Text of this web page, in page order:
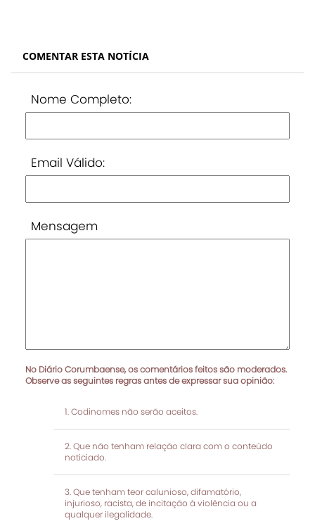
COMENTAR ESTA NOTÍCIA
Nome Completo:
Email Válido:
Mensagem
No Diário Corumbaense, os comentários feitos são moderados.
Observe as seguintes regras antes de expressar sua opinião:
Codinomes não serão aceitos.
Que não tenham relação clara com o conteúdo
noticiado.
Que tenham teor calunioso, difamatório,
injurioso, racista, de incitação à violência ou a
qualquer ilegalidade.